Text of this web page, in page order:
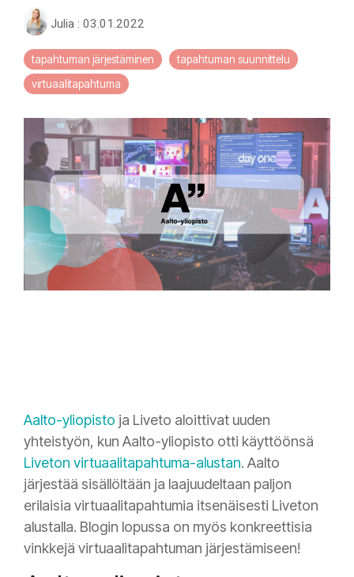
Julia : 03.01.2022
tapahtuman järjestäminen
tapahtuman suunnittelu
virtuaalitapahtuma
Aalto-yliopisto ja Liveto aloittivat uuden
yhteistyön, kun Aalto-yliopisto otti käyttöönsä
Liveton virtuaalitapahtuma-alustan. Aalto
järjestää sisällöltään ja laajuudeltaan paljon
erilaisia virtuaalitapahtumia itsenäisesti Liveton
alustalla. Blogin lopussa on myös konkreettisia
vinkkejä virtuaalitapahtuman järjestämiseen!